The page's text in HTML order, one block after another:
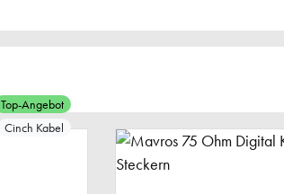
Top-Angebot
Cinch Kabel